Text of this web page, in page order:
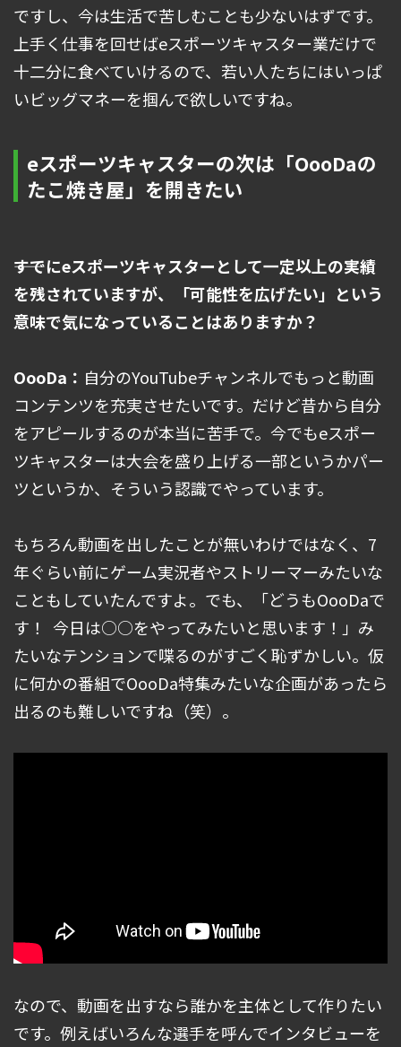
ですし、今は生活で苦しむことも少ないはずです。
上手く仕事を回せばeスポーツキャスター業だけで
十二分に食べていけるので、若い人たちにはいっぱ
いビッグマネーを掴んで欲しいですね。
eスポーツキャスターの次は「OooDaの
たこ焼き屋」を開きたい
――すでにeスポーツキャスターとして一定以上の実績
を残されていますが、「可能性を広げたい」という
意味で気になっていることはありますか？
OooDa： 自分のYouTubeチャンネルでもっと動画
コンテンツを充実させたいです。だけど昔から自分
をアピールするのが本当に苦手で。今でもeスポー
ツキャスターは大会を盛り上げる一部というかパー
ツというか、そういう認識でやっています。
もちろん動画を出したことが無いわけではなく、7
年ぐらい前にゲーム実況者やストリーマーみたいな
こともしていたんですよ。でも、「どうもOooDaで
す！ 今日は○○をやってみたいと思います！」み
たいなテンションで喋るのがすごく恥ずかしい。仮
に何かの番組でOooDa特集みたいな企画があったら
出るのも難しいですね（笑）。
なので、動画を出すなら誰かを主体として作りたい
です。例えばいろんな選手を呼んでインタビューを